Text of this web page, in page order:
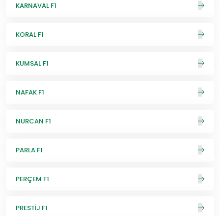
KARNAVAL F1
KORAL F1
KUMSAL F1
NAFAK F1
NURCAN F1
PARLA F1
PERÇEM F1
PRESTİJ F1